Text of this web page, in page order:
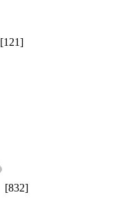
[121]
[832]